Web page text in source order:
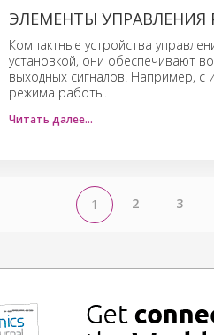
ЭЛЕМЕНТЫ УПРАВЛЕНИЯ
Компактные устройства
установкой, они обеспечивают
выходных сигналов. Например,
режима работы.
Читать далее…
1 2 3